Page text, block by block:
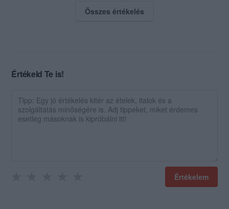
Összes értékelés
Értékeld Te is!
Értékelem